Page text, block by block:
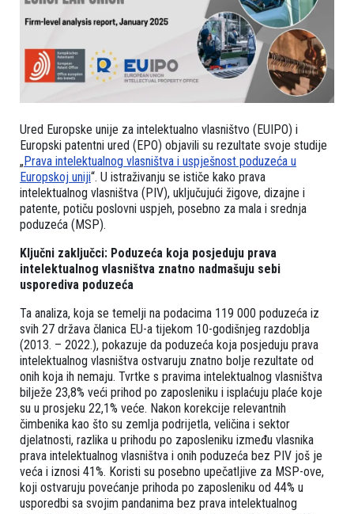
Ured Europske unije za intelektualno vlasništvo (EUIPO) i
Europski patentni ured (EPO) objavili su rezultate svoje studije
„Prava intelektualnog vlasništva i uspješnost poduzeća u
Europskoj uniji“. U istraživanju se ističe kako prava
intelektualnog vlasništva (PIV), uključujući žigove, dizajne i
patente, potiču poslovni uspjeh, posebno za mala i srednja
poduzeća (MSP).
Ključni zaključci: Poduzeća koja posjeduju prava
intelektualnog vlasništva znatno nadmašuju sebi
usporediva poduzeća
Ta analiza, koja se temelji na podacima 119 000 poduzeća iz
svih 27 država članica EU-a tijekom 10-godišnjeg razdoblja
(2013. – 2022.), pokazuje da poduzeća koja posjeduju prava
intelektualnog vlasništva ostvaruju znatno bolje rezultate od
onih koja ih nemaju. Tvrtke s pravima intelektualnog vlasništva
bilježe 23,8% veći prihod po zaposleniku i isplaćuju plaće koje
su u prosjeku 22,1% veće. Nakon korekcije relevantnih
čimbenika kao što su zemlja podrijetla, veličina i sektor
djelatnosti, razlika u prihodu po zaposleniku između vlasnika
prava intelektualnog vlasništva i onih poduzeća bez PIV još je
veća i iznosi 41%. Koristi su posebno upečatljive za MSP-ove,
koji ostvaruju povećanje prihoda po zaposleniku od 44% u
usporedbi sa svojim pandanima bez prava intelektualnog